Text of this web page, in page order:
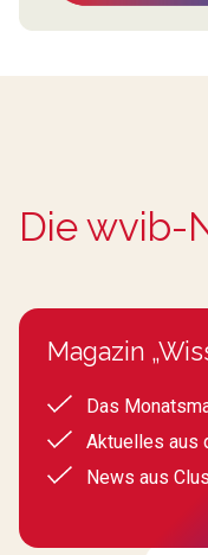
Die wvib-
Magazin
Das
Aktuelles aus
News aus